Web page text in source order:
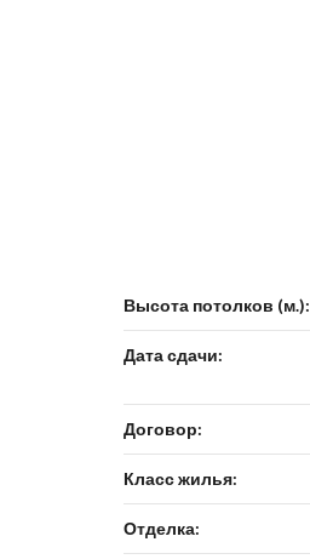
Высота потолков (м.):
Дата сдачи:
Договор:
Класс жилья:
Отделка: